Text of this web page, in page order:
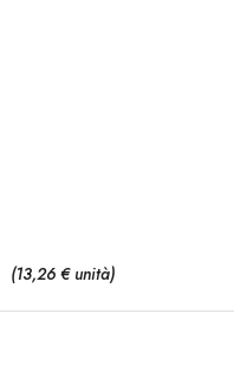
(13,26 € unità)